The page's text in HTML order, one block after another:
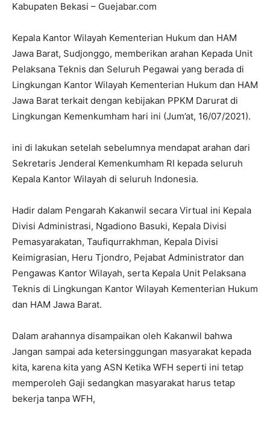
Kabupaten Bekasi – Guejabar.com
Kepala Kantor Wilayah Kementerian Hukum dan HAM
Jawa Barat, Sudjonggo, memberikan arahan Kepada Unit
Pelaksana Teknis dan Seluruh Pegawai yang berada di
Lingkungan Kantor Wilayah Kementerian Hukum dan HAM
Jawa Barat terkait dengan kebijakan PPKM Darurat di
Lingkungan Kemenkumham hari ini (Jum’at, 16/07/2021).
ini di lakukan setelah sebelumnya mendapat arahan dari
Sekretaris Jenderal Kemenkumham RI kepada seluruh
Kepala Kantor Wilayah di seluruh Indonesia.
Hadir dalam Pengarah Kakanwil secara Virtual ini Kepala
Divisi Administrasi, Ngadiono Basuki, Kepala Divisi
Pemasyarakatan, Taufiqurrakhman, Kepala Divisi
Keimigrasian, Heru Tjondro, Pejabat Administrator dan
Pengawas Kantor Wilayah, serta Kepala Unit Pelaksana
Teknis di Lingkungan Kantor Wilayah Kementerian Hukum
dan HAM Jawa Barat.
Dalam arahannya disampaikan oleh Kakanwil bahwa
Jangan sampai ada ketersinggungan masyarakat kepada
kita, karena kita yang ASN Ketika WFH seperti ini tetap
memperoleh Gaji sedangkan masyarakat harus tetap
bekerja tanpa WFH,